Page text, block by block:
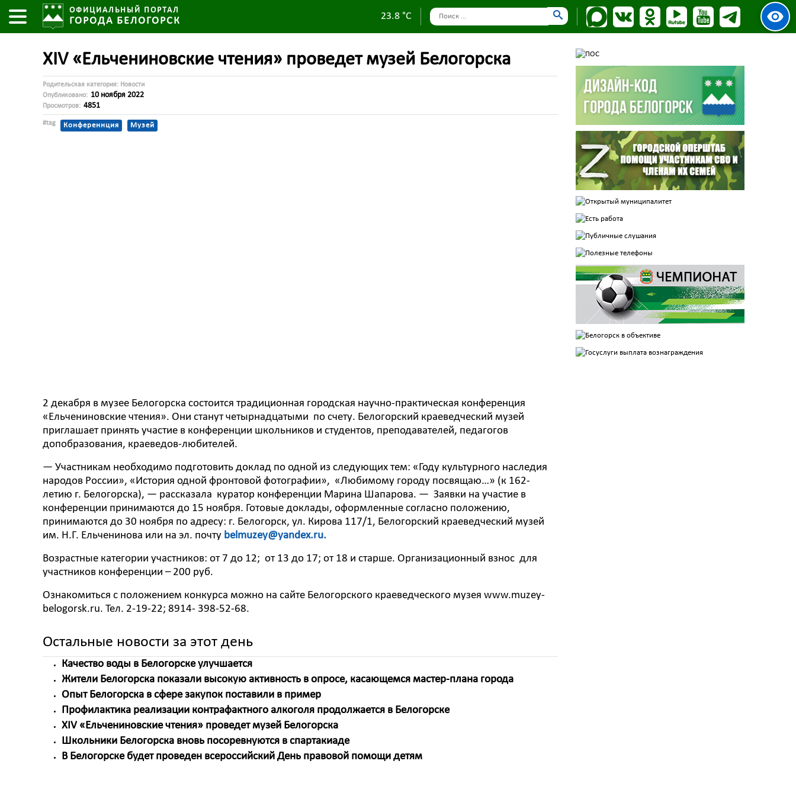
ОФИЦИАЛЬНЫЙ ПОРТАЛ
ГОРОДА БЕЛОГОРСК 23.8 °C
ХIV «Ельчениновские чтения» проведет музей Белогорска
Родительская категория: Новости
Опубликовано: 10 ноября 2022
Просмотров: 4851
#tag Конференнция Музей
2 декабря в музее Белогорска состоится традиционная городская научно-практическая конференция
«Ельчениновские чтения». Они станут четырнадцатыми по счету. Белогорский краеведческий музей
приглашает принять участие в конференции школьников и студентов, преподавателей, педагогов
допобразования, краеведов-любителей.
— Участникам необходимо подготовить доклад по одной из следующих тем: «Году культурного наследия
народов России», «История одной фронтовой фотографии», «Любимому городу посвящаю…» (к 162-
летию г. Белогорска), — рассказала куратор конференции Марина Шапарова. — Заявки на участие в
конференции принимаются до 15 ноября. Готовые доклады, оформленные согласно положению,
принимаются до 30 ноября по адресу: г. Белогорск, ул. Кирова 117/1, Белогорский краеведческий музей
им. Н.Г. Ельченинова или на эл. почту belmuzey@yandex.ru.
Возрастные категории участников: от 7 до 12; от 13 до 17; от 18 и старше. Организационный взнос для
участников конференции – 200 руб.
Ознакомиться с положением конкурса можно на сайте Белогорского краеведческого музея www.muzey-
belogorsk.ru. Тел. 2-19-22; 8914- 398-52-68.
Остальные новости за этот день
Качество воды в Белогорске улучшается
Жители Белогорска показали высокую активность в опросе, касающемся мастер-плана города
Опыт Белогорска в сфере закупок поставили в пример
Профилактика реализации контрафактного алкоголя продолжается в Белогорске
ХIV «Ельчениновские чтения» проведет музей Белогорска
Школьники Белогорска вновь посоревнуются в спартакиаде
В Белогорске будет проведен всероссийский День правовой помощи детям